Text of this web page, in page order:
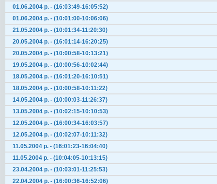
01.06.2004 р. - (16:03:49-16:05:52)
01.06.2004 р. - (10:01:00-10:06:06)
21.05.2004 р. - (10:01:34-11:20:30)
20.05.2004 р. - (16:01:14-16:20:25)
20.05.2004 р. - (10:00:58-10:13:21)
19.05.2004 р. - (10:00:56-10:02:44)
18.05.2004 р. - (16:01:20-16:10:51)
18.05.2004 р. - (10:00:58-10:11:22)
14.05.2004 р. - (10:00:03-11:26:37)
13.05.2004 р. - (10:02:15-10:10:53)
12.05.2004 р. - (16:00:34-16:03:57)
12.05.2004 р. - (10:02:07-10:11:32)
11.05.2004 р. - (16:01:23-16:04:40)
11.05.2004 р. - (10:04:05-10:13:15)
23.04.2004 р. - (10:03:01-11:25:53)
22.04.2004 р. - (16:00:36-16:52:06)